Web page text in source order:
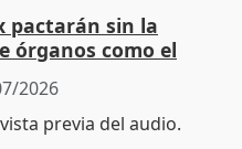
pactarán sin la
órganos como el
2026